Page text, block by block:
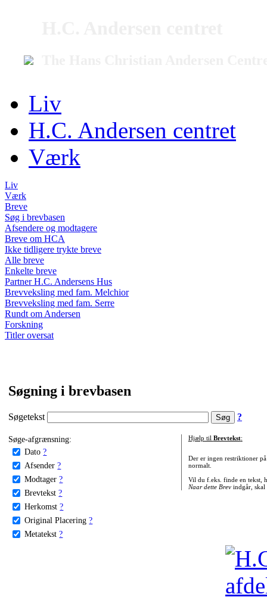
Liv
H.C. Andersen centret
Værk
Liv
Værk
Breve
Søg i brevbasen
Afsendere og modtagere
Breve om HCA
Ikke tidligere trykte breve
Alle breve
Enkelte breve
Partner H.C. Andersens Hus
Brevveksling med fam. Melchior
Brevveksling med fam. Serre
Rundt om Andersen
Forskning
Titler oversat
Søgning i brevbasen
Søgetekst ?
Søge-afgrænsning:
Dato ?
Afsender ?
Modtager ?
Brevtekst ?
Herkomst ?
Original Placering ?
Metatekst ?
Hjælp til Brevtekst:
Der er ingen restriktioner
normalt.
Vil du f.eks. finde en tekst,
Naar dette Brevindgår, skal